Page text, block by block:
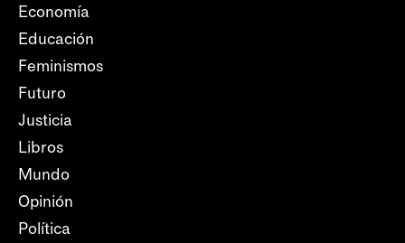
Economía
Educación
Feminismos
Futuro
Justicia
Libros
Mundo
Opinión
Política